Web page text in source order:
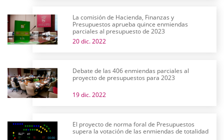
La comisión de Hacienda, Finanzas y
Presupuestos aprueba quince enmiendas
parciales al presupuesto de 2023
20 dic. 2022
Debate de las 406 enmiendas parciales al
proyecto de presupuestos para 2023
19 dic. 2022
El proyecto de norma foral de Presupuestos
supera la votación de las enmiendas de totalidad